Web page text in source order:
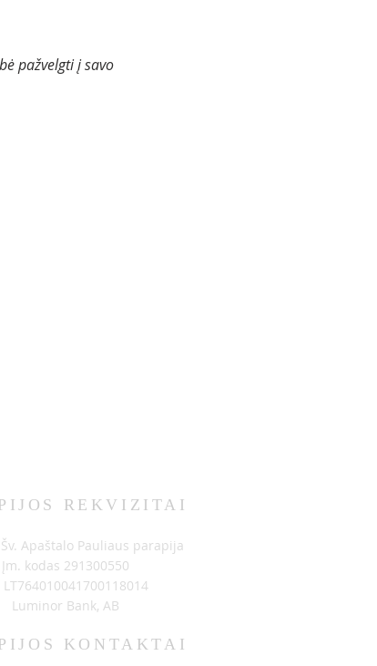
pažvelgti į savo
REKVIZITAI
Apaštalo Pauliaus parapija
Įm. kodas 291300550
LT764010041700118014
Luminor Bank, AB
KONTAKTAI